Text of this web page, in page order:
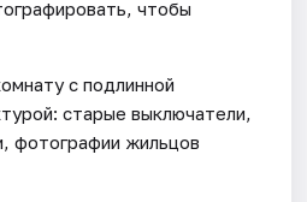
чтобы
с подлинной
старые выключатели,
фотографии жильцов